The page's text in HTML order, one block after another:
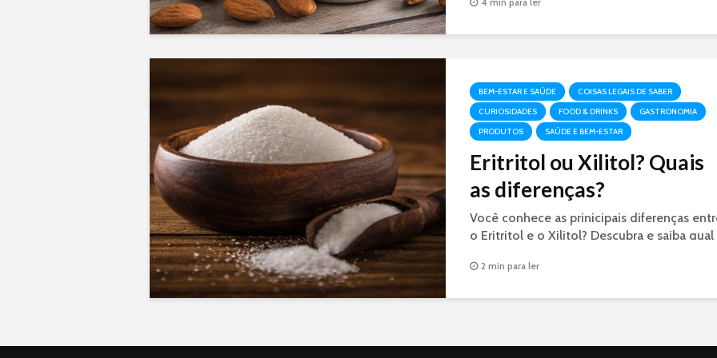
BEM-ESTAR E SAÚDE
COISAS LEGAIS DE SABER
CURIOSIDADES
FOOD & DRINKS
GASTRONOMIA
PRODUTOS
SAÚDE E BEM-ESTAR
Eritritol ou Xilitol? Quais
as diferenças?
Você conhece as prinicipais diferenças
o Eritritol e o Xilitol? Descubra e saiba qual
2 min para ler